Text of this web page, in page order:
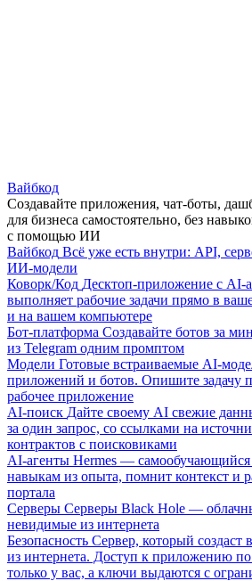
Вайбкод
Создавайте приложения, чат-боты,
для бизнеса самостоятельно, без
с помощью ИИ
Вайбкод Всё уже есть внутри: API,
ИИ-модели
Коворк/Код Десктоп-приложение с AI-
выполняет рабочие задачи прямо в
и на вашем компьютере
Бот-платформа Создавайте ботов за
из Telegram одним промптом
Модели Готовые встраиваемые AI-
приложений и ботов. Опишите задачу
рабочее приложение
AI-поиск Дайте своему AI свежие
за один запрос, со ссылками на
контрактов с поисковиками
AI-агенты Hermes — самообучающийся
навыкам из опыта, помнит контекст и
портала
Серверы Серверы Black Hole —
невидимые из интернета
Безопасность Сервер, который
из интернета. Доступ к приложению
только у вас, а ключи выдаются с